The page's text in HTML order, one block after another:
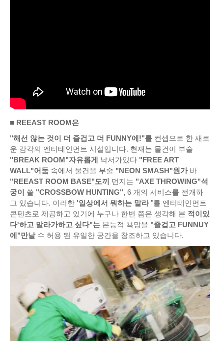
■ REEAST ROOM은
"해선 않는 것이 더 즐겁고 더 FUNNY에!"를 컨셉으로 한 새로
운 감각의 엔터테인먼트 시설입니다. 현재는 물건이 부술
"BREAK ROOM"자유롭게 낙서가있다 "FREE ART
WALL"어둠 속에서 물건을 부술 "NEON SMASH"원가바
"REEAST ROOM BASE"도끼 던지는 "AXE THROWING"석
궁이
쏠 "CROSSBOW HUNTING", 6 개의 서비스를 전개하
고 있습니다. 이러한 '일상에서 뭐하는 말라"를 엔터테인먼트
콘텐츠로 제공하고 있기에 누구나 한번 쯤은 생각해 본 적이있
다'하고 말라가하고 싶다"는 본능적 욕망을 "즐겁고 FUNNUY
에"만날수 허용 된 유일한 공간을 창조하고 있습니다.